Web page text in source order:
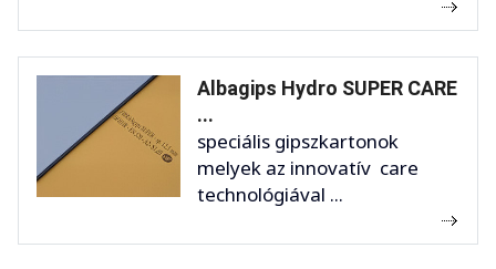
Albagips Hydro SUPER CARE
...
speciális gipszkartonok
melyek az innovatív care
technológiával ...